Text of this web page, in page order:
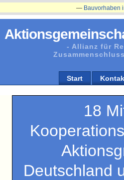
- Allianz für
Start
Bauvorhaben in Plänitz
18
Deutschland